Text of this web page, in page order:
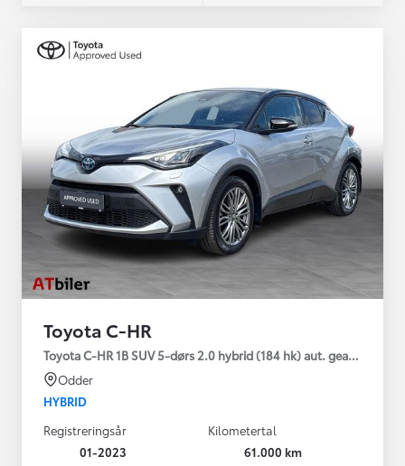
Toyota C-HR
Toyota C-HR 1B SUV 5-dørs 2.0 hybrid (184 hk) aut. gear C-HIC
Odder
HYBRID
Registreringsår
01-2023
Kilometertal
61.000 km